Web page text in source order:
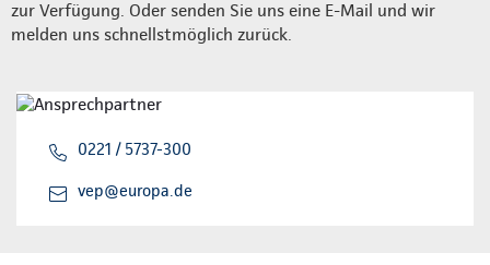
zur Verfügung. Oder senden Sie uns eine E-Mail und wir
melden uns schnellstmöglich zurück.
0221 / 5737-300
vep@europa.de